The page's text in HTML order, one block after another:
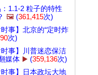
1.1-2 粒子的特性
🖼️ (361,415次)
事】北京的“定时炸
次)
事】川普迷恋保洁
媒体 ▶️ (359,136次)
事】日本政坛大地